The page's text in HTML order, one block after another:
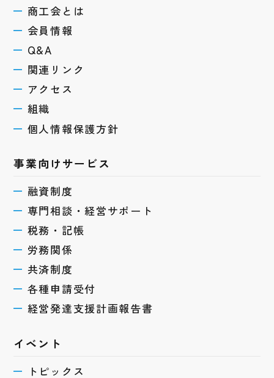
商工会とは
会員情報
Q&A
関連リンク
アクセス
組織
個人情報保護方針
事業向けサービス
融資制度
専門相談・経営サポート
税務・記帳
労務関係
共済制度
各種申請受付
経営発達支援計画報告書
イベント
トピックス